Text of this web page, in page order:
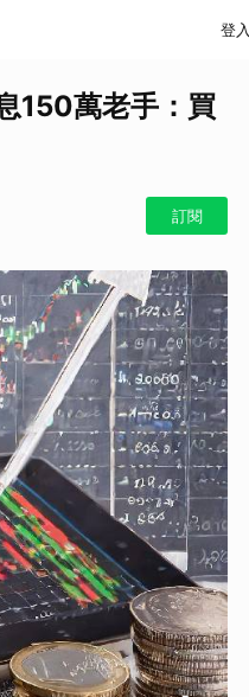
登入
150萬老手：買
訂閱